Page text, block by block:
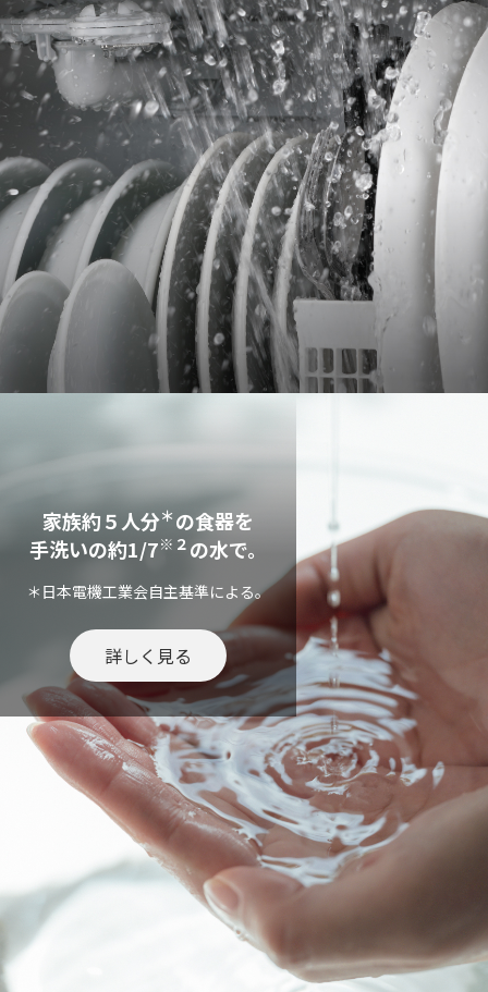
家族約５人分＊ の食器を
手洗いの約1/7※２ の水で。
＊日本電機工業会自主基準による。
詳しく見る